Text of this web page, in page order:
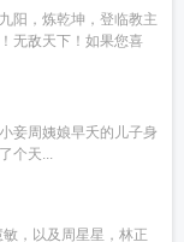
阳，炼乾坤，登临教主
无敌天下！如果您喜
妾周姨娘早夭的儿子身
个天...
，以及周星星，林正